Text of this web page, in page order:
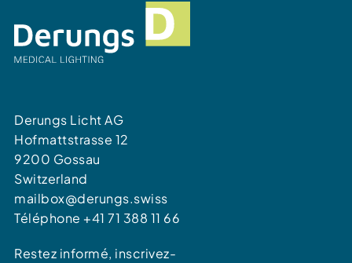
Derungs Licht AG
Hofmattstrasse 12
9200 Gossau
Switzerland
mailbox@derungs.swiss
Téléphone +41 71 388 11 66
Restez informé, inscrivez-